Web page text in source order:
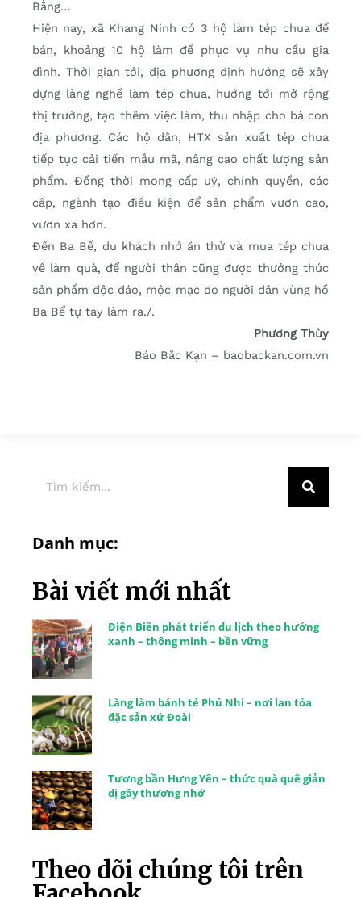
Bằng…
Hiện nay, xã Khang Ninh có 3 hộ làm tép chua để
bán, khoảng 10 hộ làm để phục vụ nhu cầu gia
đình. Thời gian tới, địa phương định hướng sẽ xây
dựng làng nghề làm tép chua, hướng tới mở rộng
thị trường, tạo thêm việc làm, thu nhập cho bà con
địa phương. Các hộ dân, HTX sản xuất tép chua
tiếp tục cải tiến mẫu mã, nâng cao chất lượng sản
phẩm. Đồng thời mong cấp uỷ, chính quyền, các
cấp, ngành tạo điều kiện để sản phẩm vươn cao,
vươn xa hơn.
Đến Ba Bể, du khách nhớ ăn thử và mua tép chua
về làm quà, để người thân cũng được thưởng thức
sản phẩm độc đáo, mộc mạc do người dân vùng hồ
Ba Bể tự tay làm ra./.
Phương Thùy
Báo Bắc Kạn – baobackan.com.vn
Danh mục:
Bài viết mới nhất
Điện Biên phát triển du lịch theo hướng
xanh – thông minh – bền vững
Làng làm bánh tẻ Phú Nhi – nơi lan tỏa
đặc sản xứ Đoài
Tương bần Hưng Yên – thức quà quê giản
dị gây thương nhớ
Theo dõi chúng tôi trên